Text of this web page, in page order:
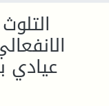
عيادي